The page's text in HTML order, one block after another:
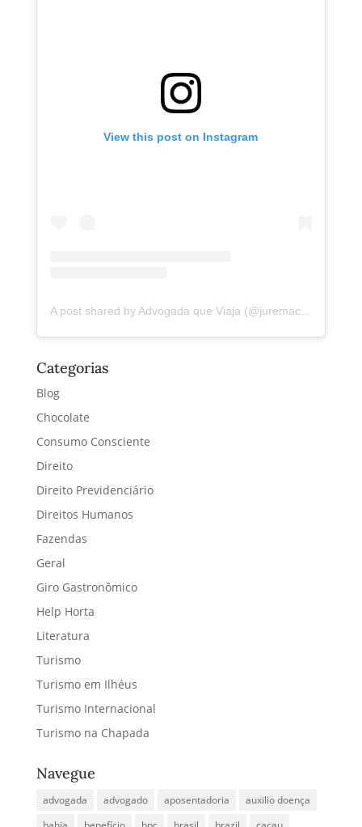
View this post on Instagram
A post shared by Advogada que Viaja (@juremacintra)
Categorias
Blog
Chocolate
Consumo Consciente
Direito
Direito Previdenciário
Direitos Humanos
Fazendas
Geral
Giro Gastronômico
Help Horta
Literatura
Turismo
Turismo em Ilhéus
Turismo Internacional
Turismo na Chapada
Navegue
advogada advogado aposentadoria
auxilio doença